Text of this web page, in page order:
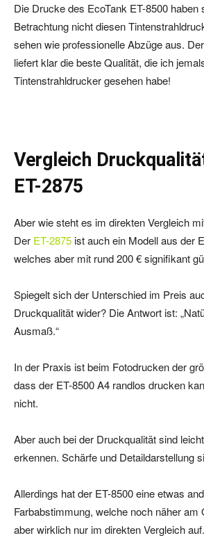
Die Drucke des EcoTank ET-8500 haben
Betrachtung nicht diesen
sehen wie professionelle Abzüge aus.
liefert klar die beste Qualität, die ich
Tintenstrahldrucker gesehen habe!
Vergleich
ET-2875
Aber wie steht es im direkten Vergleich
Der ET-2875ist auch ein Modell aus der
welches aber mit rund 200 € signifikant
Spiegelt sich der Unterschied im Preis
Druckqualität wider? Die Antwort ist:
Ausmaß.“
In der Praxis ist beim Fotodrucken der
dass der ET-8500 A4 randlos drucken
nicht.
Aber auch bei der Druckqualität sind
erkennen. Schärfe und Detaildarstellung
Allerdings hat der ET-8500 eine etwas
Farbabstimmung, welche noch näher am
aber wirklich nur im direkten Vergleich auf.